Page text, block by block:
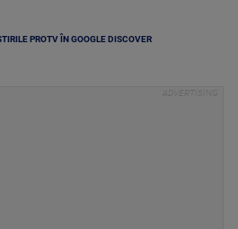
PROTV ÎN GOOGLE DISCOVER